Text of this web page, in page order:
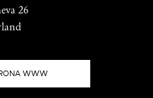
26
WWW